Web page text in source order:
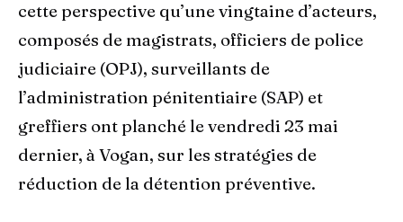
cette perspective qu’une vingtaine d’acteurs,
composés de magistrats, officiers de police
judiciaire (OPJ), surveillants de
l’administration pénitentiaire (SAP) et
greffiers ont planché le vendredi 23 mai
dernier, à Vogan, sur les stratégies de
réduction de la détention préventive.